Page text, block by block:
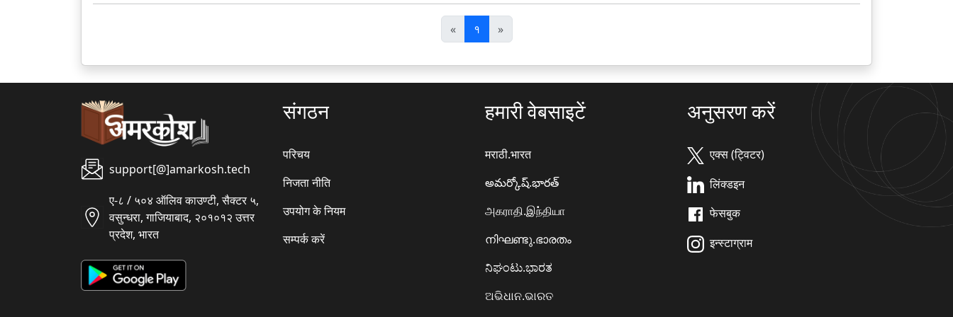
«पि
छ
ला
१ »अ
ग
ला
support[@]amarkosh.tech
ए-८ / ५०४ ऑलिव काउण्टी, सैक्टर ५,
वसुन्धरा, गाजियाबाद, २०१०१२ उत्तर
प्रदेश, भारत
संगठन
परिचय
निजता नीति
उपयोग के नियम
सम्पर्क करें
हमारी वेबसाइटें
मराठी.भारत
అమర్కోష్.భారత్
அகராதி.இந்தியா
നിഘണ്ടു.ഭാരതം
ನಿಘಂಟು.ಭಾರತ
ଅଭିଧାନ.ଭାରତ
अनुसरण करें
एक्स (ट्विटर)
लिंक्डइन
फेसबुक
इन्स्टाग्राम